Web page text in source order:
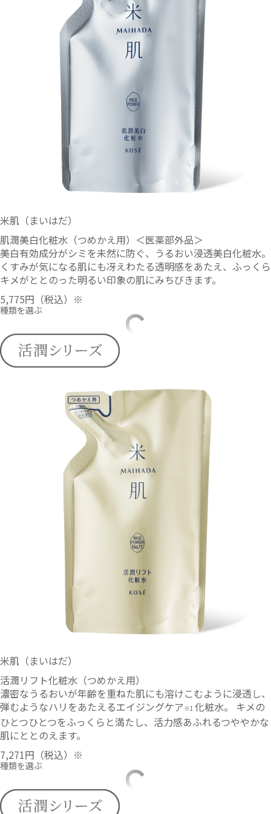
米肌（まいはだ）
肌潤美白化粧水（つめかえ用）＜医薬部外品＞
美白有効成分がシミを未然に防ぐ、うるおい浸透美白化粧水。
くすみが気になる肌にも冴えわたる透明感をあたえ、ふっくら
キメがととのった明るい印象の肌にみちびきます。
5,775円 （税込）※
種類を選ぶ
米肌（まいはだ）
活潤リフト化粧水（つめかえ用）
濃密なうるおいが年齢を重ねた肌にも溶けこむように浸透し、
弾むようなハリをあたえるエイジングケア※1 化粧水。 キメの
ひとつひとつをふっくらと満たし、活力感あふれるつややかな
肌にととのえます。
7,271円 （税込）※
種類を選ぶ